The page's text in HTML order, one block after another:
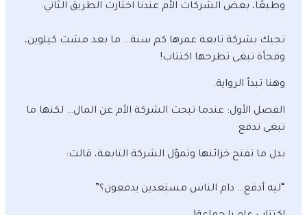
وطبعًا، بعض الشركات الأم عندنا اختارت الطريق الثاني:
تجيك بشركة تابعة عمرها كم سنة… ما بعد مشت كيلوين،
وفجأة تبغى تطرحها اكتتاب!
وهنا تبدأ الرواية.
الفصل الأول: عندما تبحث الشركة الأم عن المال… لكنها ما
تبغى تدفع
بدل ما تفتح خزائنها وتموّل الشركة التابعة، قالت:
“ليه أدفع… دام الناس مستعدين يدفعون؟”